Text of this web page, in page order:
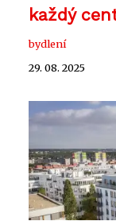
každý
bydlení
29. 08. 2025